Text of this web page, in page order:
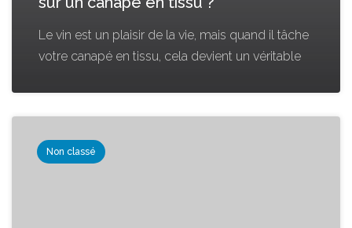
Le vin est un plaisir de la vie, mais quand il tâche
votre canapé en tissu, cela devient un véritable
Non classé